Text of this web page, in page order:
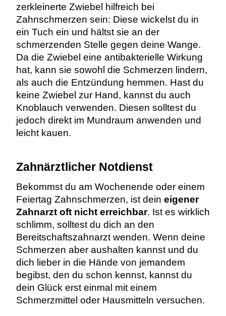
zerkleinerte Zwiebel hilfreich bei
Zahnschmerzen sein: Diese wickelst du in
ein Tuch ein und hältst sie an der
schmerzenden Stelle gegen deine Wange.
Da die Zwiebel eine antibakterielle Wirkung
hat, kann sie sowohl die Schmerzen lindern,
als auch die Entzündung hemmen. Hast du
keine Zwiebel zur Hand, kannst du auch
Knoblauch verwenden. Diesen solltest du
jedoch direkt im Mundraum anwenden und
leicht kauen.
Zahnärztlicher Notdienst
Bekommst du am Wochenende oder einem
Feiertag Zahnschmerzen, ist dein eigener
Zahnarzt oft nicht erreichbar. Ist es wirklich
schlimm, solltest du dich an den
Bereitschaftszahnarzt wenden. Wenn deine
Schmerzen aber aushalten kannst und du
dich lieber in die Hände von jemandem
begibst, den du schon kennst, kannst du
dein Glück erst einmal mit einem
Schmerzmittel oder Hausmitteln versuchen.